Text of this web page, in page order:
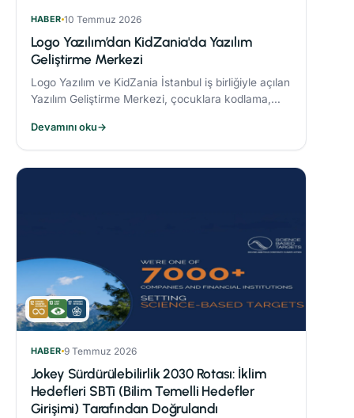
HABER 10 Temmuz 2026
Logo Yazılım’dan KidZania'da Yazılım
Geliştirme Merkezi
Logo Yazılım ve KidZania İstanbul iş birliğiyle açılan
Yazılım Geliştirme Merkezi, çocuklara kodlama,
kazandırmayı hedefliyor.
Devamını oku→
HABER 9 Temmuz 2026
Jokey Sürdürülebilirlik 2030 Rotası: İklim
Hedefleri SBTi (Bilim Temelli Hedefler
Girişimi) Tarafından Doğrulandı